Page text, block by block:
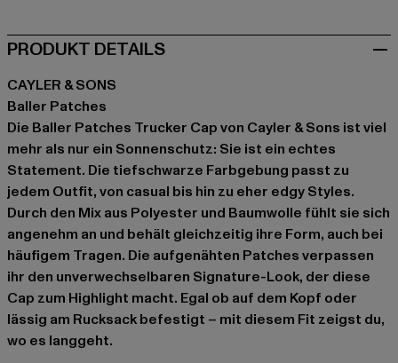
PRODUKT DETAILS
CAYLER & SONS
Baller Patches
Die Baller Patches Trucker Cap von Cayler & Sons ist viel
mehr als nur ein Sonnenschutz: Sie ist ein echtes
Statement. Die tiefschwarze Farbgebung passt zu
jedem Outfit, von casual bis hin zu eher edgy Styles.
Durch den Mix aus Polyester und Baumwolle fühlt sie sich
angenehm an und behält gleichzeitig ihre Form, auch bei
häufigem Tragen. Die aufgenähten Patches verpassen
ihr den unverwechselbaren Signature-Look, der diese
Cap zum Highlight macht. Egal ob auf dem Kopf oder
lässig am Rucksack befestigt – mit diesem Fit zeigst du,
wo es langgeht.